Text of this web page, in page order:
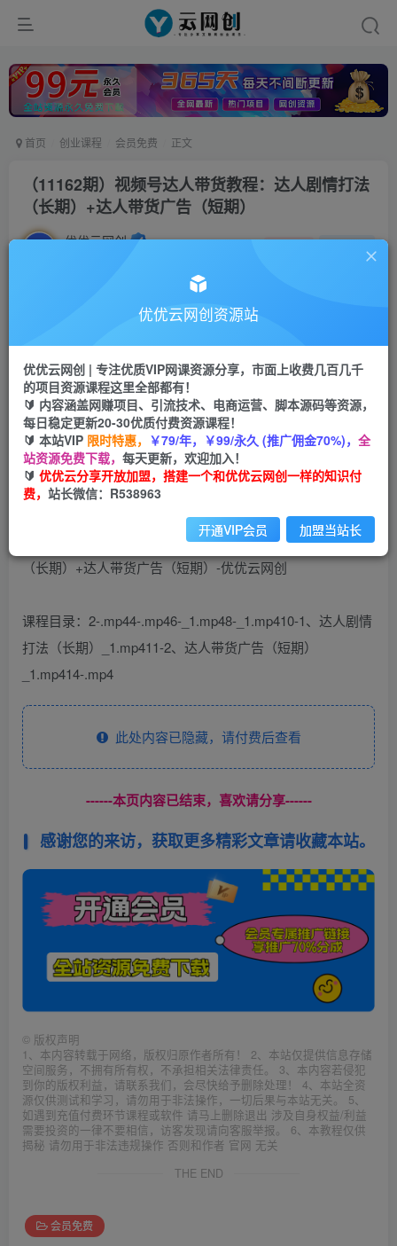
首页 创业课程 会员免费 正文
（11162期）视频号达人带货教程：达人剧情打法
（长期）+达人带货广告（短期）
优优云网创 私信
会员专属资源
会员免费
您暂无购买权限，请先开通会员
开通会员
课程目录：2-.mp44-.mp46-_1.mp48-_1.mp410-1、达人剧情
打法（长期）_1.mp411-2、达人带货广告（短期）
_1.mp414-.mp4
此处内容已隐藏，请付费后查看
------本页内容已结束，喜欢请分享------
感谢您的来访，获取更多精彩文章请收藏本站。
© 版权声明
1、本内容转载于网络，版权归原作者所有！ 2、本站仅提供信息存储
空间服务，不拥有所有权，不承担相关法律责任。 3、本内容若侵犯
到你的版权利益，请联系我们，会尽快给予删除处理！ 4、本站全资
源仅供测试和学习，请勿用于非法操作，一切后果与本站无关。 5、
如遇到充值付费环节课程或软件 请马上删除退出 涉及自身权益/利益
需要投资的一律不要相信，访客发现请向客服举报。 6、本教程仅供
揭秘 请勿用于非法违规操作 否则和作者 官网 无关
THE END
会员免费
优优云网创资源站
优优云网创 | 专注优质VIP网课资源分享，市面上收费几百几千
的项目资源课程这里全部都有！
🔰 内容涵盖网赚项目、引流技术、电商运营、脚本源码等资源，
每日稳定更新20-30优质付费资源课程！
🔰 本站VIP 限时特惠， ￥79/年，￥99/永久 (推广佣金70%)， 全
站资源免费下载， 每天更新，欢迎加入！
🔰 优优云分享开放加盟，搭建一个和优优云网创一样的知识付
费， 站长微信：R538963
开通VIP会员 加盟当站长